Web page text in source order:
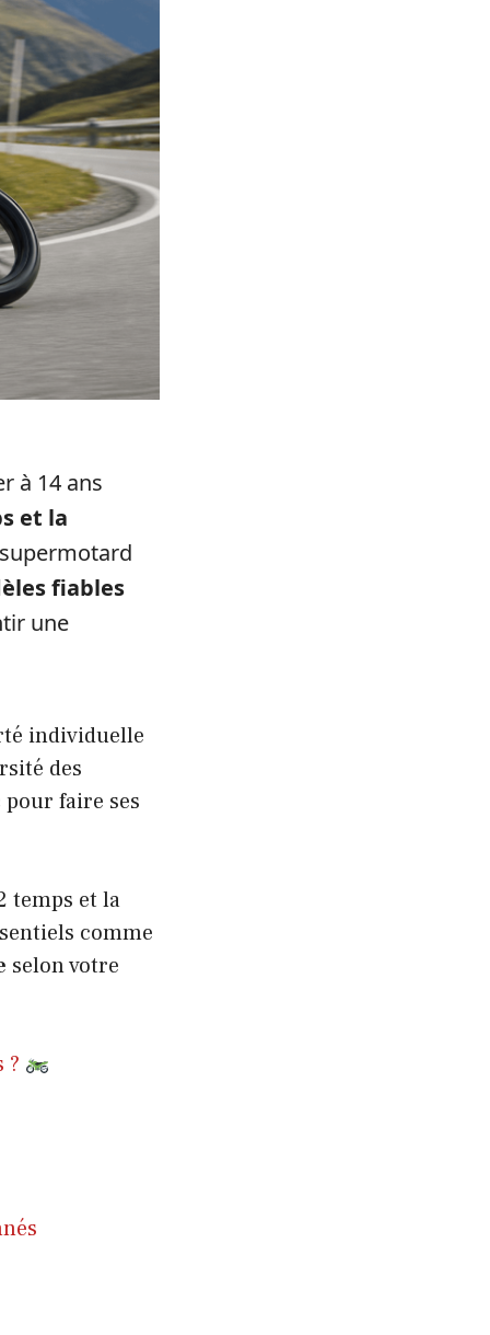
à 14 ans
et la
fiables
une
individuelle
des
pour faire ses
temps et la
comme
selon votre
?